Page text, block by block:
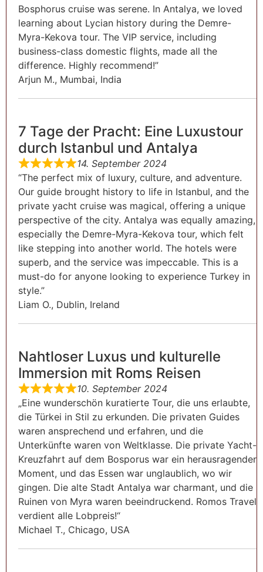
Bosphorus cruise was serene. In Antalya, we loved
learning about Lycian history during the Demre-
Myra-Kekova tour. The VIP service, including
business-class domestic flights, made all the
difference. Highly recommend!”
Arjun M., Mumbai, India
7 Tage der Pracht: Eine Luxustour
durch Istanbul und Antalya
14. September 2024
“The perfect mix of luxury, culture, and adventure.
Our guide brought history to life in Istanbul, and the
private yacht cruise was magical, offering a unique
perspective of the city. Antalya was equally amazing,
especially the Demre-Myra-Kekova tour, which felt
like stepping into another world. The hotels were
superb, and the service was impeccable. This is a
must-do for anyone looking to experience Turkey in
style.”
Liam O., Dublin, Ireland
Nahtloser Luxus und kulturelle
Immersion mit Roms Reisen
10. September 2024
„Eine wunderschön kuratierte Tour, die uns erlaubte,
die Türkei in Stil zu erkunden. Die privaten Guides
waren ansprechend und erfahren, und die
Unterkünfte waren von Weltklasse. Die private Yacht-
Kreuzfahrt auf dem Bosporus war ein herausragender
Moment, und das Essen war unglaublich, wo wir
gingen. Die alte Stadt Antalya war charmant, und die
Ruinen von Myra waren beeindruckend. Romos Travel
verdient alle Lobpreis!“
Michael T., Chicago, USA